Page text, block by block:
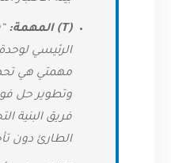
(T) المهمة:
الرئيسي
مهمتي هي
وتطوير حل
فريق البنية
الطارئ دون